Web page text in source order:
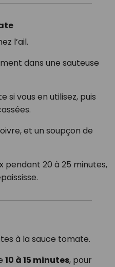
l’ail.
dans une sauteuse
si vous en utilisez, puis
et un soupçon de
pendant 20 à 25 minutes,
à la sauce tomate.
10 à 15 minutes, pour